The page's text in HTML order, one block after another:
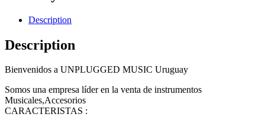
Description
Description
Bienvenidos a UNPLUGGED MUSIC Uruguay
Somos una empresa líder en la venta de instrumentos
Musicales,Accesorios
CARACTERISTAS :